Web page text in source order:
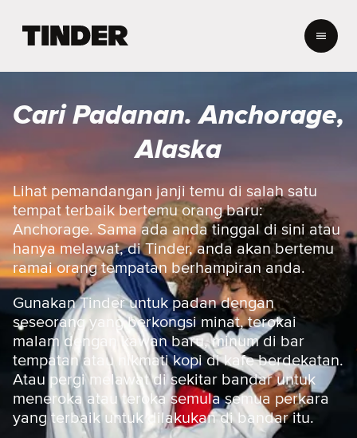
a
U
a
m
a
T
i
n
d
e
r
Cari Padanan. Anchorage,
Alaska
Lihat pemandangan janji temu di salah satu
tempat terbaik bertemu orang baru:
Anchorage. Sama ada anda tinggal di sini atau
hanya melawat, di Tinder, anda akan bertemu
ramai orang tempatan berhampiran anda.
Gunakan Tinder untuk padan dengan
seseorang yang berkongsi minat, terokai
malam dengan kawan baru, minum di bar
tempatan atau nikmati kopi di kafe berdekatan.
Atau pergi melawat di sekitar bandar untuk
meneroka atau teroka semula semua perkara
yang terbaik untuk dilakukan di bandar itu.